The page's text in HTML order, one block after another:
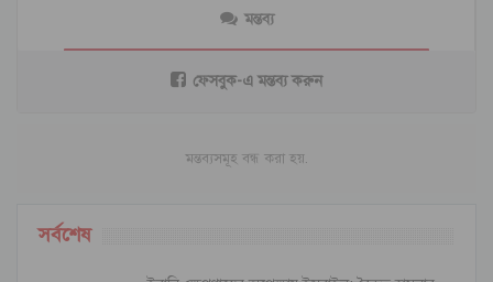
মন্তব্য
ফেসবুক-এ মন্তব্য করুন
মন্তব্যসমূহ বন্ধ করা হয়.
সর্বশেষ